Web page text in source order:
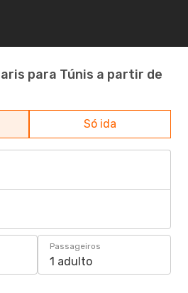
para Túnis a partir de
Só ida
Passageiros
1 adulto